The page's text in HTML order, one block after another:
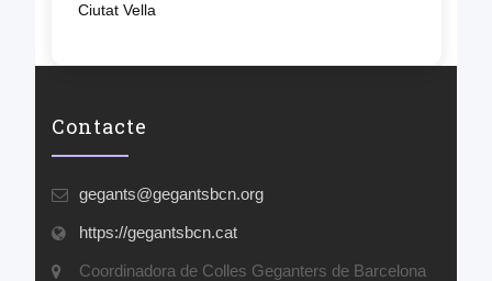
Ciutat Vella
Contacte
gegants@gegantsbcn.org
https://gegantsbcn.cat
Coordinadora de Colles Geganters de Barcelona